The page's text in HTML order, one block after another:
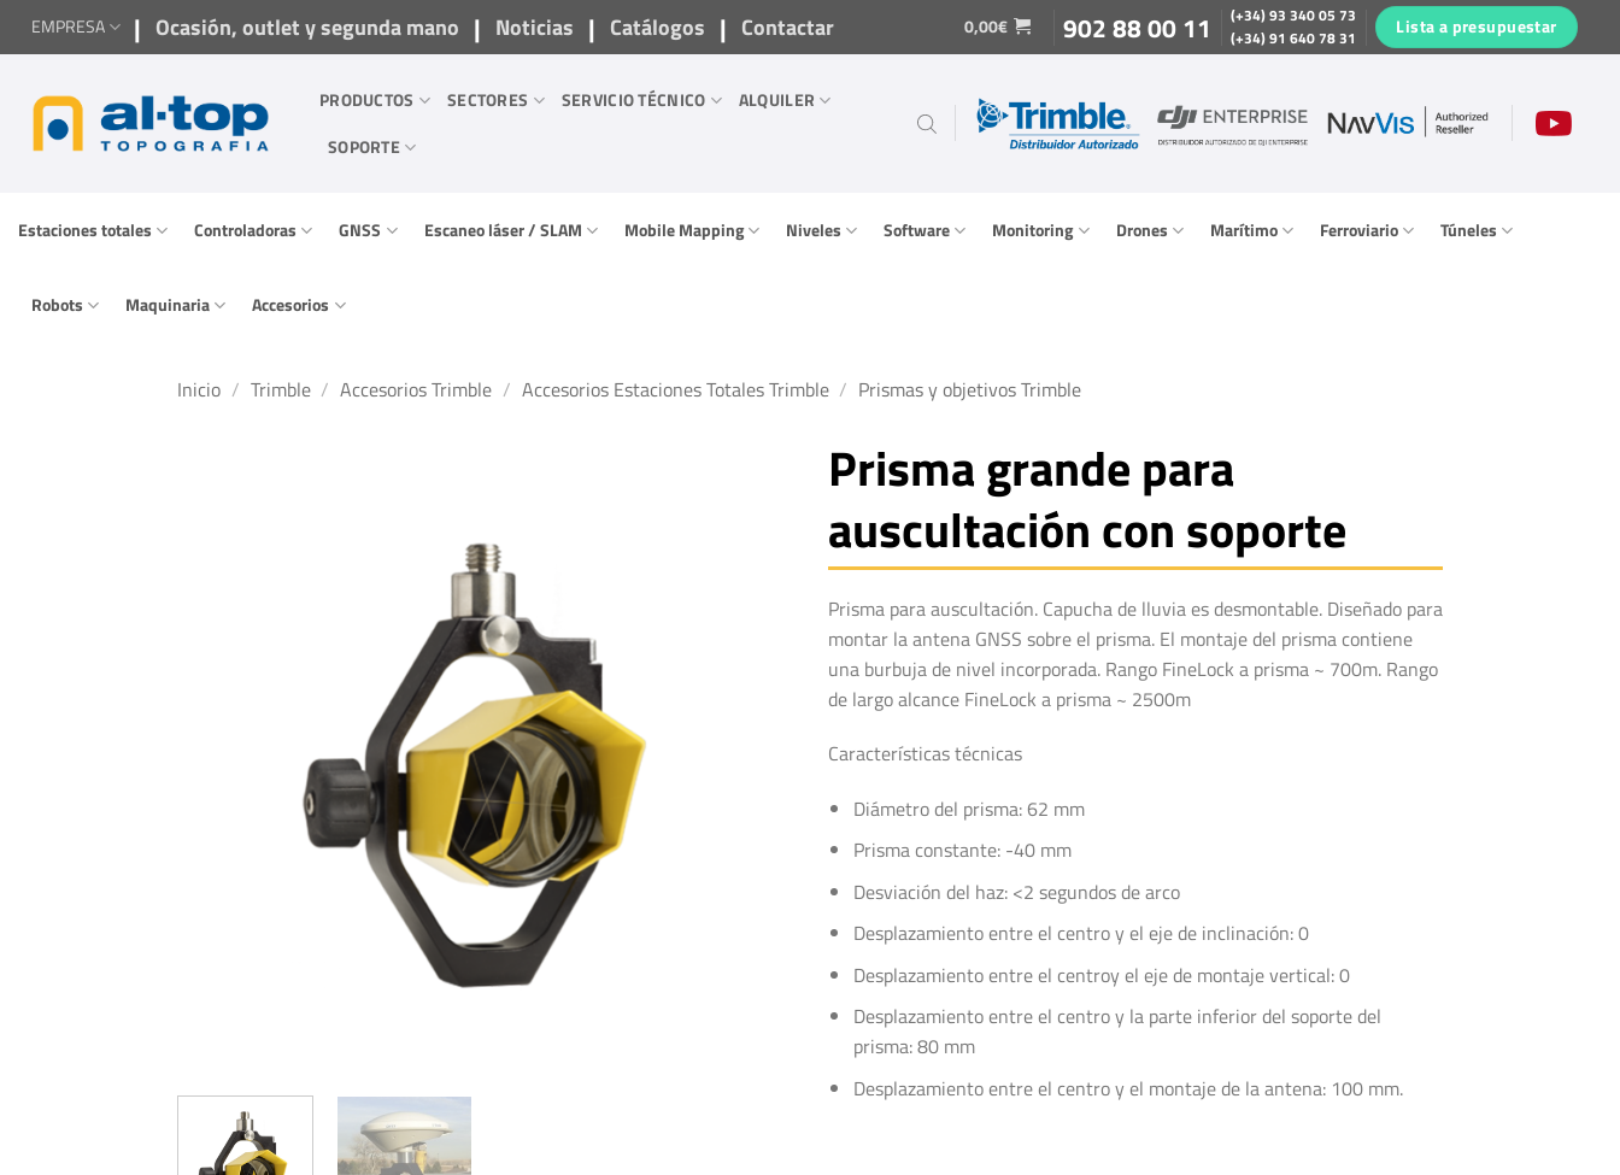
SaltarEMPRESA | Ocasión, outlet y segunda mano | Noticias | Catálogos | Contactar 0,00€ 902 88 00 11
(+34) 93 340 05 73
(+34) 91 640 78 31
Lista a presupuestar
PRODUCTOS SECTORES SERVICIO TÉCNICO
ALQUILER
SOPORTE
Estaciones totales Controladoras GNSS Escaneo láser / SLAM Mobile Mapping Niveles Software Monitoring Drones Marítimo Ferroviario Túneles
Robots Maquinaria Accesorios
Inicio / Trimble / Accesorios Trimble / Accesorios Estaciones Totales Trimble / Prismas y objetivos Trimble
Prisma grande para
auscultación con soporte
Prisma para auscultación. Capucha de lluvia es desmontable. Diseñado para
montar la antena GNSS sobre el prisma. El montaje del prisma contiene
una burbuja de nivel incorporada. Rango FineLock a prisma ~ 700m. Rango
de largo alcance FineLock a prisma ~ 2500m
Características técnicas
Diámetro del prisma: 62 mm
Prisma constante: -40 mm
Desviación del haz: <2 segundos de arco
Desplazamiento entre el centro y el eje de inclinación: 0
Desplazamiento entre el centroy el eje de montaje vertical: 0
Desplazamiento entre el centro y la parte inferior del soporte del
prisma: 80 mm
Desplazamiento entre el centro y el montaje de la antena: 100 mm.